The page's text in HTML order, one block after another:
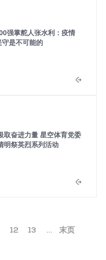
强掌舵人张水利：疫情
是不可能的
取奋进力量 星空体育党委
明祭英烈系列活动
12 13 ... 末页